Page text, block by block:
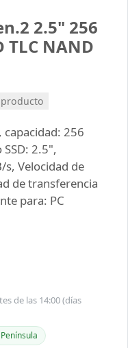
2.5" 256
TLC NAND
capacidad: 256
2.5",
s, Velocidad de
de transferencia
para: PC
de las 14:00 (días